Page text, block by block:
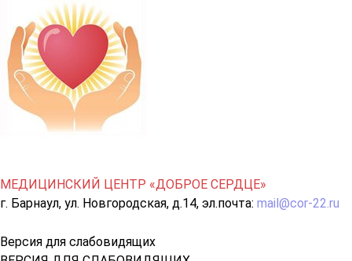
МЕДИЦИНСКИЙ ЦЕНТР «ДОБРОЕ СЕРДЦЕ»
г. Барнаул, ул. Новгородская, д.14, эл.почта: mail@cor-22.ru
Версия для слабовидящих